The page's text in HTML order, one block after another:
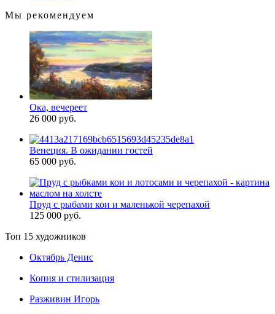
Мы рекомендуем
Ока, вечереет
26 000 руб.
Венеция. В ожидании гостей
65 000 руб.
Пруд с рыбами кои и маленькой черепахой
125 000 руб.
Топ 15 художников
Октябрь Денис
Копия и стилизация
Разживин Игорь